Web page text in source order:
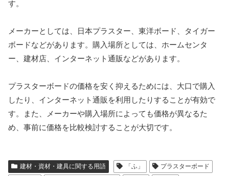
す。
メーカーとしては、日本プラスター、東洋ボード、タイガー
ボードなどがあります。購入場所としては、ホームセンタ
ー、建材店、インターネット通販などがあります。
プラスターボードの価格を安く抑えるためには、大口で購入
したり、インターネット通販を利用したりすることが有効で
す。また、メーカーや購入場所によっても価格が異なるた
め、事前に価格を比較検討することが大切です。
建材・資材・建具に関する用語 「ふ」
プラスターボード